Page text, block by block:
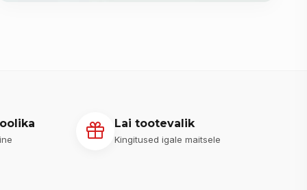
Lai tootevalik
Kingitused igale maitsele